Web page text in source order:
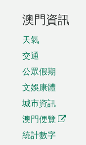
澳門資訊
天氣
交通
公眾假期
文娛康體
城市資訊
澳門便覽
統計數字